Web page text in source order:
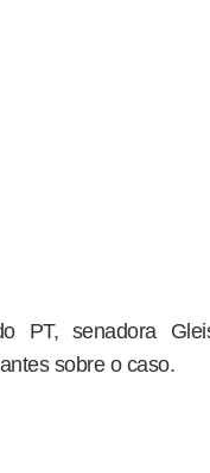
PT, senadora
sobre o caso.